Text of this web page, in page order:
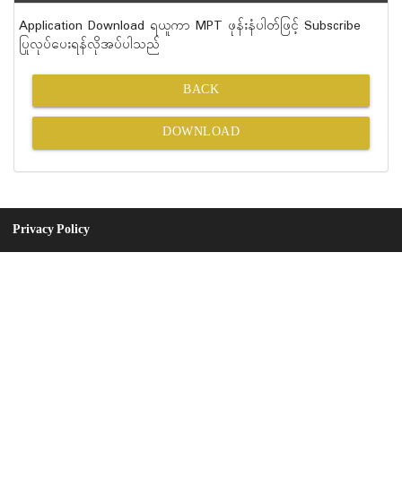
Application Download ရယူကာ MPT ဖုန်းနံပါတ်ဖြင့် Subscribe
ပြုလုပ်ပေးရန်လိုအပ်ပါသည်
BACK
DOWNLOAD
Privacy Policy